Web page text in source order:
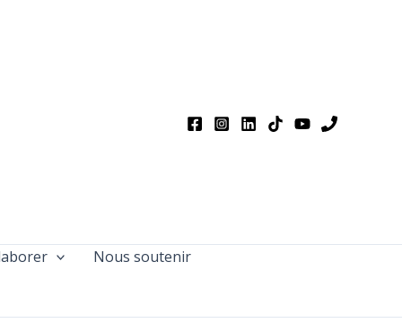
Nous soutenir